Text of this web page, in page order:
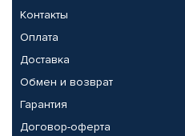
Контакты
Оплата
Доставка
Обмен и возврат
Гарантия
Договор-оферта